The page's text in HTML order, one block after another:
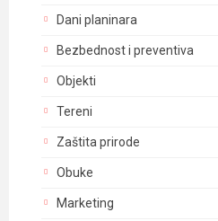
Dani planinara
Bezbednost i preventiva
Objekti
Tereni
Zaštita prirode
Obuke
Marketing